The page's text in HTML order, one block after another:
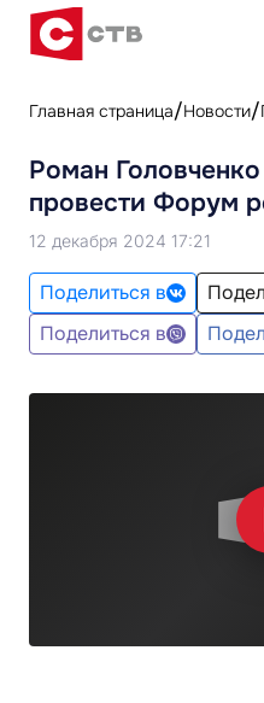
Главная страница Новости
Роман
провести Форум
12 декабря 2024 17:21
Поделиться в
Поделиться в